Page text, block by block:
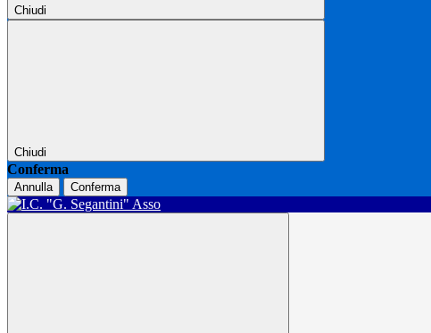
Chiudi
Chiudi
Conferma
Annulla Conferma